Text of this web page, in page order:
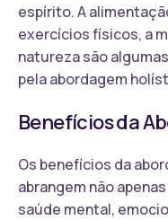
espírito. A
exercícios físicos, a
natureza são
pela abordagem
Benefícios da
Os benefícios da
abrangem não
saúde mental,